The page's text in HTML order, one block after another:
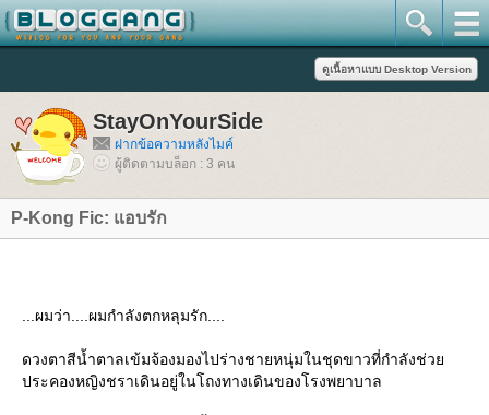
StayOnYourSide
ฝากข้อความหลังไมค์
ผู้ติดตามบล็อก : 3 คน
P-Kong Fic: แอบรัก
...ผมว่า....ผมกำลังตกหลุมรัก....
ดวงตาสีน้ำตาลเข้มจ้องมองไปร่างชายหนุ่มในชุดขาวที่กำลังช่ว
ประคองหญิงชราเดินอยู่ในโถงทางเดินของโรงพยาบาล